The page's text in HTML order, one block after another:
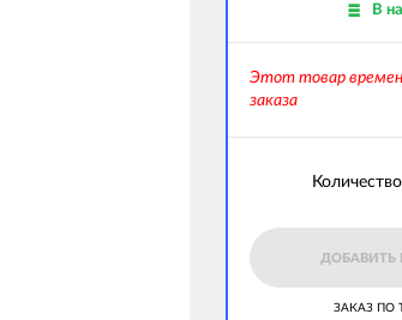
В
Этот товар
заказа
Количество
ДОБАВИТЬ
ЗАКАЗ ПО